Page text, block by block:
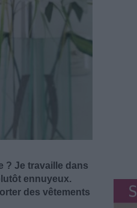
? Je travaille dans
ennuyeux.
des vêtements